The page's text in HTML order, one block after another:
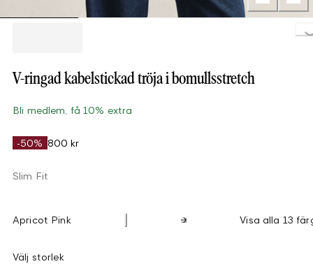
V-ringad kabelstickad tröja i bomullsstretch
Bli medlem, få 10% extra
-50% 800 kr
Slim Fit
Apricot Pink Visa alla 13
Välj storlek